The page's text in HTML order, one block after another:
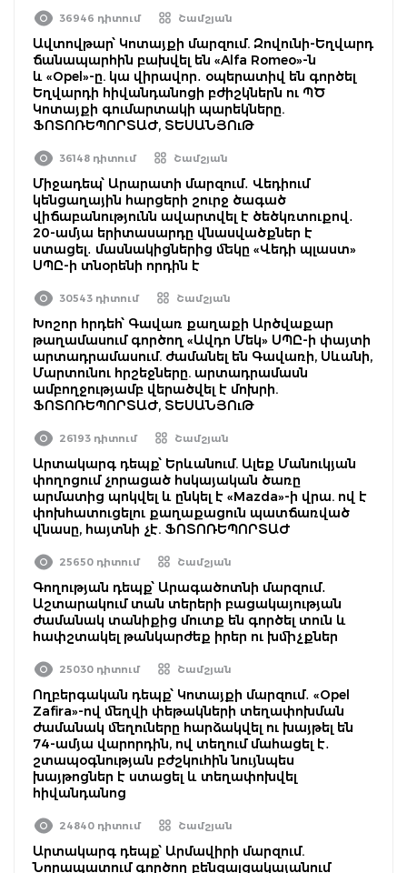
36946 դիտում Շամշյան
Ավտովթար՝ Կոտայքի մարզում. Զովունի-Եղվարդ
ճանապարհին բախվել են «Alfa Romeo»-ն
և «Opel»-ը. կա վիրավոր․ օպերատիվ են գործել
Եղվարդի հիվանդանոցի բժիշկներն ու ՊԾ
Կոտայքի գումարտակի պարեկները.
ՖՈՏՈՌԵՊՈՐՏԱԺ, ՏԵՍԱՆՅՈւԹ
36148 դիտում Շամշյան
Միջադեպ՝ Արարատի մարզում․ Վեդիում
կենցաղային հարցերի շուրջ ծագած
վիճաբանությունն ավարտվել է ծեծկռտուքով․
20-ամյա երիտասարդը վնասվածքներ է
ստացել․ մասնակիցներից մեկը «Վեդի պլաստ»
ՍՊԸ-ի տնօրենի որդին է
30543 դիտում Շամշյան
Խոշոր հրդեհ՝ Գավառ քաղաքի Արծվաքար
թաղամասում գործող «Ավդո Մեկ» ՍՊԸ-ի փայտի
արտադրամասում. ժամանել են Գավառի, Սևանի,
Մարտունու հրշեջները. արտադրամասն
ամբողջությամբ վերածվել է մոխրի.
ՖՈՏՈՌԵՊՈՐՏԱԺ, ՏԵՍԱՆՅՈւԹ
26193 դիտում Շամշյան
Արտակարգ դեպք՝ Երևանում. Ալեք Մանուկյան
փողոցում չորացած հսկայական ծառը
արմատից պոկվել և ընկել է «Mazda»-ի վրա. ով է
փոխհատուցելու քաղաքացուն պատճառված
վնասը, հայտնի չէ. ՖՈՏՈՌԵՊՈՐՏԱԺ
25650 դիտում Շամշյան
Գողության դեպք՝ Արագածոտնի մարզում․
Աշտարակում տան տերերի բացակայության
ժամանակ տանիքից մուտք են գործել տուն և
հափշտակել թանկարժեք իրեր ու խմիչքներ
25030 դիտում Շամշյան
Ողբերգական դեպք՝ Կոտայքի մարզում․ «Opel
Zafira»-ով մեղվի փեթակների տեղափոխման
ժամանակ մեղուները հարձակվել ու խայթել են
74-ամյա վարորդին, ով տեղում մահացել է․
շտապօգնության բժշկուհին նույնպես
խայթոցներ է ստացել և տեղափոխվել
հիվանդանոց
24840 դիտում Շամշյան
Արտակարգ դեպք՝ Արմավիրի մարզում.
Նորապատում գործող բենզալցակայանում